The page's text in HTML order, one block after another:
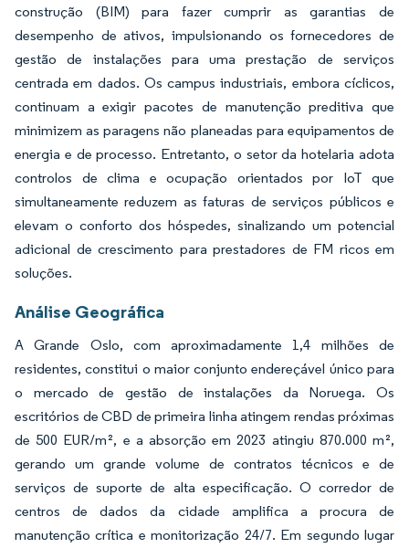
construção (BIM) para fazer cumprir as garantias de
desempenho de ativos, impulsionando os fornecedores de
gestão de instalações para uma prestação de serviços
centrada em dados. Os campus industriais, embora cíclicos,
continuam a exigir pacotes de manutenção preditiva que
minimizem as paragens não planeadas para equipamentos de
energia e de processo. Entretanto, o setor da hotelaria adota
controlos de clima e ocupação orientados por IoT que
simultaneamente reduzem as faturas de serviços públicos e
elevam o conforto dos hóspedes, sinalizando um potencial
adicional de crescimento para prestadores de FM ricos em
soluções.
Análise Geográfica
A Grande Oslo, com aproximadamente 1,4 milhões de
residentes, constitui o maior conjunto endereçável único para
o mercado de gestão de instalações da Noruega. Os
escritórios de CBD de primeira linha atingem rendas próximas
de 500 EUR/m², e a absorção em 2023 atingiu 870.000 m²,
gerando um grande volume de contratos técnicos e de
serviços de suporte de alta especificação. O corredor de
centros de dados da cidade amplifica a procura de
manutenção crítica e monitorização 24/7. Em segundo lugar